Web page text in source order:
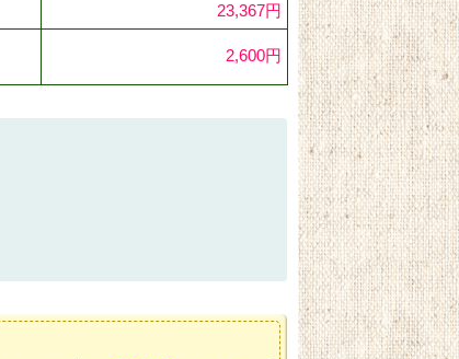
23,367円
2,600円